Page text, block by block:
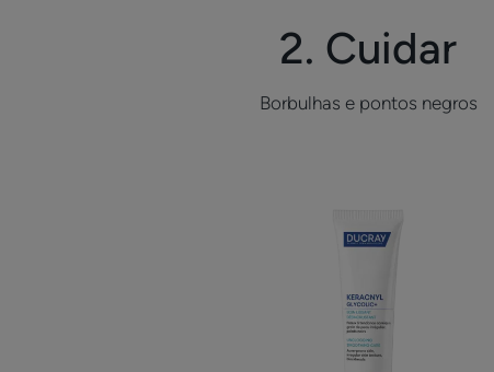
2. Cuidar
Borbulhas e pontos negros
SUAVIZANTE